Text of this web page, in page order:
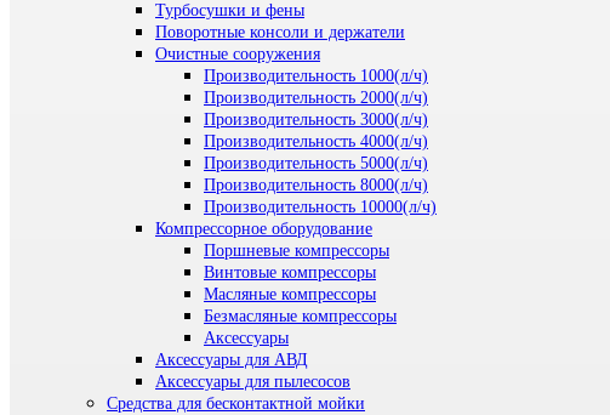
Турбосушки и фены
Поворотные консоли и держатели
Очистные сооружения
Производительность 1000(л/ч)
Производительность 2000(л/ч)
Производительность 3000(л/ч)
Производительность 4000(л/ч)
Производительность 5000(л/ч)
Производительность 8000(л/ч)
Производительность 10000(л/ч)
Компрессорное оборудование
Поршневые компрессоры
Винтовые компрессоры
Масляные компрессоры
Безмасляные компрессоры
Аксессуары
Аксессуары для АВД
Аксессуары для пылесосов
Средства для бесконтактной мойки